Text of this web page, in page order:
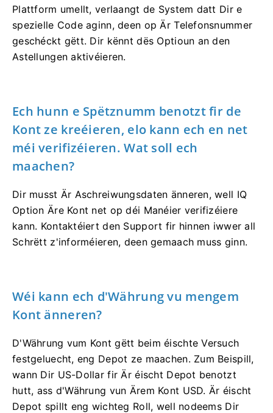
Plattform umellt, verlaangt de System datt Dir e
spezielle Code aginn, deen op Är Telefonsnummer
geschéckt gëtt. Dir kënnt dës Optioun an den
Astellungen aktivéieren.
Ech hunn e Spëtznumm benotzt fir de
Kont ze kreéieren, elo kann ech en net
méi verifizéieren. Wat soll ech
maachen?
Dir musst Är Aschreiwungsdaten änneren, well IQ
Option Äre Kont net op déi Manéier verifizéiere
kann. Kontaktéiert den Support fir hinnen iwwer all
Schrëtt z'informéieren, deen gemaach muss ginn.
Wéi kann ech d'Währung vu mengem
Kont änneren?
D'Währung vum Kont gëtt beim éischte Versuch
festgeluecht, eng Depot ze maachen. Zum Beispill,
wann Dir US-Dollar fir Är éischt Depot benotzt
hutt, ass d'Währung vun Ärem Kont USD. Är éischt
Depot spillt eng wichteg Roll, well nodeems Dir